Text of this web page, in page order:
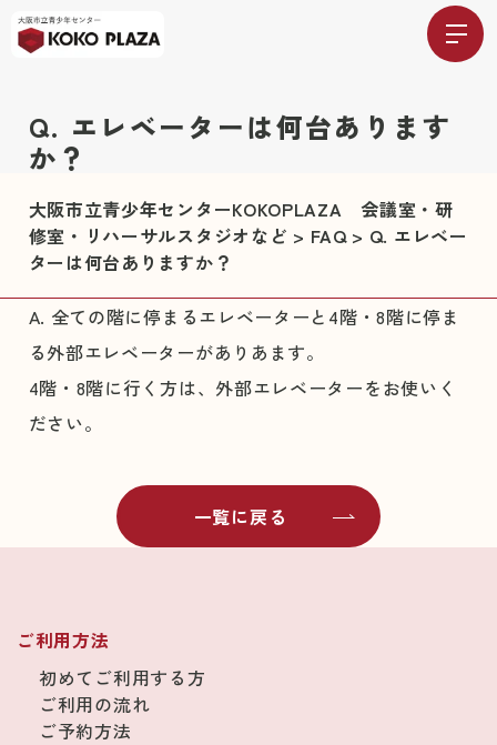
Q. エレベーターは何台あります
か？
大阪市立青少年センターKOKOPLAZA 会議室・研
修室・リハーサルスタジオなど > FAQ> Q. エレベー
ターは何台ありますか？
A. 全ての階に停まるエレベーターと4階・8階に停ま
る外部エレベーターがありあます。
4階・8階に行く方は、外部エレベーターをお使いく
ださい。
一覧に戻る
ご利用方法
初めてご利用する方
ご利用の流れ
ご予約方法